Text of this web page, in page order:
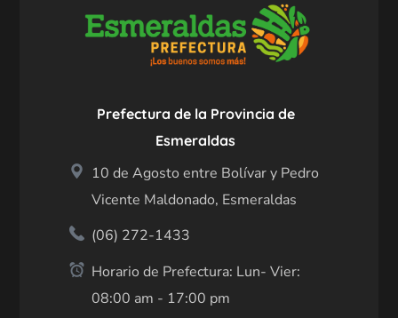
Prefectura de la Provincia de
Esmeraldas
10 de Agosto entre Bolívar y Pedro
Vicente Maldonado, Esmeraldas
(06) 272-1433
Horario de Prefectura: Lun- Vier:
08:00 am - 17:00 pm